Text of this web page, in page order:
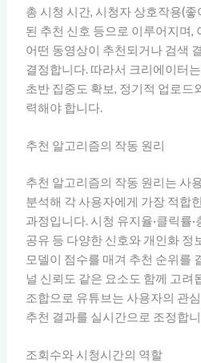
총 시청 시간, 시청자 상호작용(좋
된 추천 신호 등으로 이루어지며,
어떤 동영상이 추천되거나 검색
결정합니다. 따라서 크리에이터
초반 집중도 확보, 정기적 업로드
력해야 합니다.
추천 알고리즘의 작동 원리
추천 알고리즘의 작동 원리는 사
분석해 각 사용자에게 가장 적합
과정입니다. 시청 유지율·클릭률·
공유 등 다양한 신호와 개인화 정
모델이 점수를 매겨 추천 순위를
널 신뢰도 같은 요소도 함께 고려
조합으로 유튜브는 사용자의 관
추천 결과를 실시간으로 조정합
조회수와 시청시간의 역할